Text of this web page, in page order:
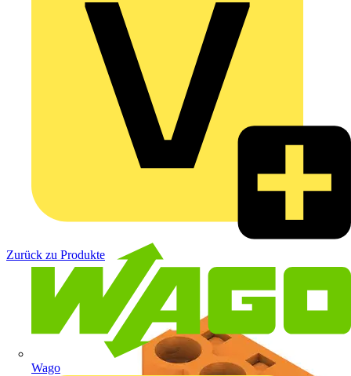
Wago
Zurück zu Produkte